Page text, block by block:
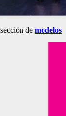
de modelos